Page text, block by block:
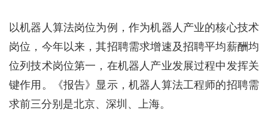
以机器人算法岗位为例，作为机器人产业的核心技术
岗位，今年以来，其招聘需求增速及招聘平均薪酬均
位列技术岗位第一，在机器人产业发展过程中发挥关
键作用。《报告》显示，机器人算法工程师的招聘需
求前三分别是北京、深圳、上海。